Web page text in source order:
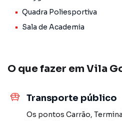
mesmo não estando na cidade
fazer tudo online, direto do seu
compradores com o mercado
Xavier e Brito é uma imobiliária
diversas cidades do Brasil,
Quadra Poliesportiva
Sala de Academia
O que fazer em Vila
Transporte público
Os pontos Carrão,